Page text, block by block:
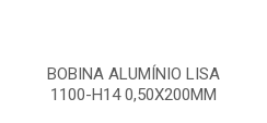
BOBINA ALUMÍNIO LISA
1100-H14 0,50X200MM